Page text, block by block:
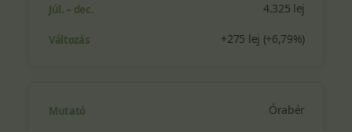
4.325 lej
+275 lej (+6,79%)
Órabér